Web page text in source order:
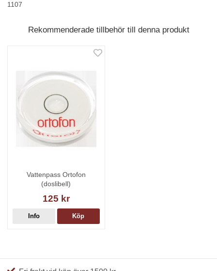
1107
Rekommenderade tillbehör till denna produkt
Vattenpass Ortofon
(doslibell)
125 kr
Info Köp